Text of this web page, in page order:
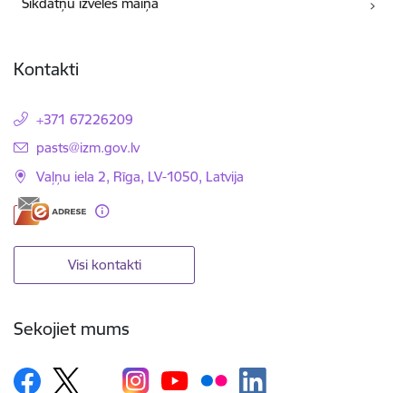
Kontakti
+371 67226209
E-pasts:
pasts@izm.gov.lv
Vaļņu iela 2, Rīga, LV-1050, Latvija
Visi kontakti
Sekojiet mums